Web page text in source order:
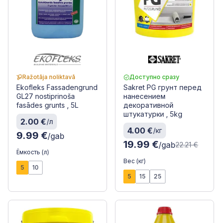
Ražotāja noliktavā
Ekofleks Fassadengrund
GL27 nostiprinoša
fasādes grunts , 5L
2.00 €/л
9.99 €/gab
Ёмкость (л)
5 10
Доступно сразу
Sakret PG грунт перед
нанесением
декоративной
штукатурки , 5kg
4.00 €/кг
19.99 €/gab22.21 €
Вес (кг)
5 15 25